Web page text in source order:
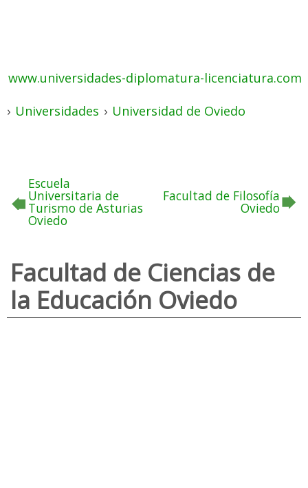
www.universidades-diplomatura-licenciatura.com
› Universidades › Universidad de Oviedo
Escuela
Universitaria de
Turismo de Asturias
Oviedo
Facultad de Filosofía
Oviedo
Facultad de Ciencias de
la Educación Oviedo